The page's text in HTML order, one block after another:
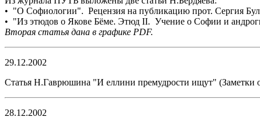
• "О Софиологии". Рецензия на публикацию прот. Сергия
• "Из этюдов о Якове Бёме. Этюд II. Учение о Софии и
Вторая статья дана в графике PDF.
29.12.2002
Статья Н.Гаврюшина "И еллини премудрости ищут" (Заметки
28.12.2002